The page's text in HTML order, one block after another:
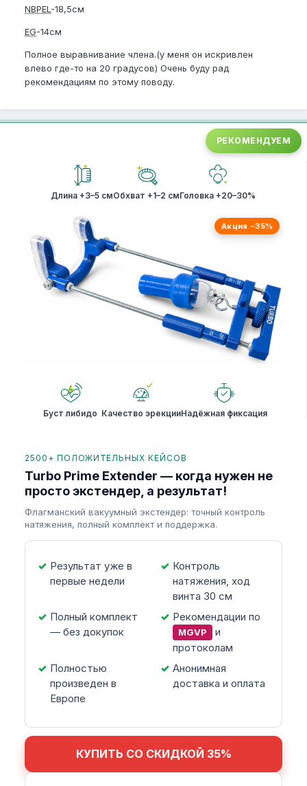
NBPEL -18,5см
EG-14см
Полное выравнивание члена.(у меня он искривлен
влево где-то на 20 градусов) Очень буду рад
рекомендациям по этому поводу.
РЕКОМЕНДУЕМ
Длина +3–5 смОбхват +1–2 смГоловка +20–30%
Акция −35%
Буст либидо Качество эрекцииНадёжная фиксация
2500+ ПОЛОЖИТЕЛЬНЫХ КЕЙСОВ
Turbo Prime Extender — когда нужен не
просто экстендер, а результат!
Флагманский вакуумный экстендер: точный контроль
натяжения, полный комплект и поддержка.
Результат уже в
первые недели
Контроль
натяжения, ход
винта 30 см
Полный комплект
— без докупок
Рекомендации по
MGVP
и
протоколам
Полностью
произведен в
Европе
Анонимная
доставка и оплата
КУПИТЬ СО СКИДКОЙ 35%